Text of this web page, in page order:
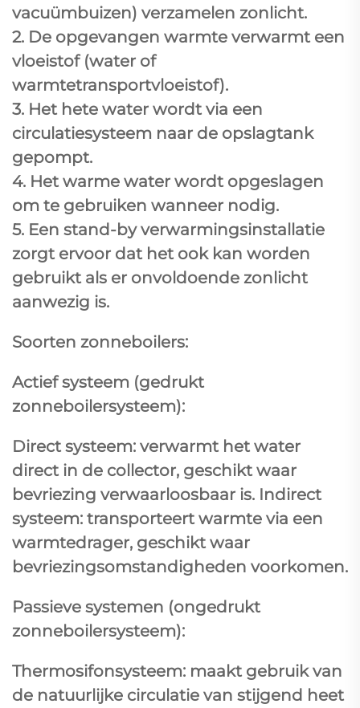
vacuümbuizen) verzamelen zonlicht.
2. De opgevangen warmte verwarmt een
vloeistof (water of
warmtetransportvloeistof).
3. Het hete water wordt via een
circulatiesysteem naar de opslagtank
gepompt.
4. Het warme water wordt opgeslagen
om te gebruiken wanneer nodig.
5. Een stand-by verwarmingsinstallatie
zorgt ervoor dat het ook kan worden
gebruikt als er onvoldoende zonlicht
aanwezig is.
Soorten zonneboilers:
Actief systeem (gedrukt
zonneboilersysteem):
Direct systeem: verwarmt het water
direct in de collector, geschikt waar
bevriezing verwaarloosbaar is. Indirect
systeem: transporteert warmte via een
warmtedrager, geschikt waar
bevriezingsomstandigheden voorkomen.
Passieve systemen (ongedrukt
zonneboilersysteem):
Thermosifonsysteem: maakt gebruik van
de natuurlijke circulatie van stijgend heet